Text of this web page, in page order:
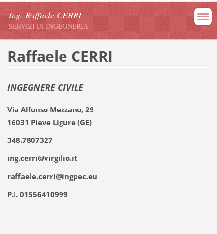
Ing. Raffaele CERRI
SERVIZI DI INGEGNERIA
Raffaele CERRI
INGEGNERE CIVILE
Via Alfonso Mezzano, 29
16031 Pieve Ligure (GE)
348.7807327
ing.cerri@virgilio.it
raffaele.cerri@ingpec.eu
P.I. 01556410999